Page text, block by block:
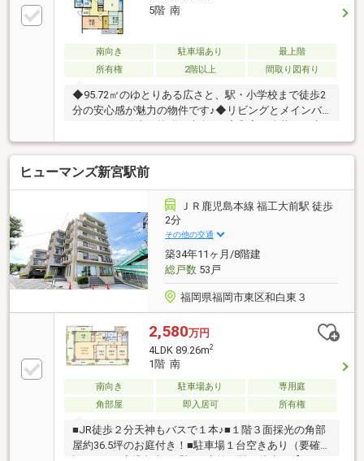
5階 南
南向き 駐車場あり
最上階
所有権
2階以上 間取り図有り
◆95.72㎡のゆとりある広さと、駅・小学校まで徒歩2
分の安心感が魅力の物件です♪◆リビングとメインバ
まれた20帖超の広大なLDKには、心地よい光と風が舞
い込みます♪◆最上階の5階のため上階の足音に悩まさ
れることがなく、静かな住環境♪◆エレベーターはあ
りませんが、階段の昇り降りは日々の程よい健康習慣
になります♪◆周辺はスーパーや郵便局が揃う大変暮
らしやすいエリア♪◆のびのびと子育てができる健や
かな住空間で、家族の新しい暮らしをスタートしませ
んか？♪
ヒューマンズ新宮駅前
ＪＲ鹿児島本線 福工大前駅 徒歩
2分
その他の交通
築34年11ヶ月/8階建
総戸数53戸
福岡県福岡市東区和白東３
2,580万円
4LDK 89.26m2
1階 南
南向き 駐車場あり
専用庭
角部屋
即入居可 所有権
■JR徒歩２分天神もバスで１本♪■１階３面採光の角部
屋約36.5坪のお庭付き！■駐車場１台空きあり（要確